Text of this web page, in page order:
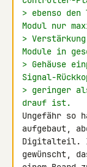
> ebenso
Modul nur
>
Module in
> Gehäuse
Signal-
> geringer
drauf ist.
Ungefähr so
aufgebaut,
Digitalteil.
gewünscht,